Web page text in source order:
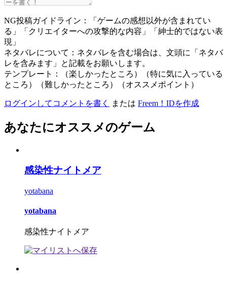
NG投稿ガイドライン：「ゲームの感想以外が含まれてい
る」「クリエイターへの攻撃的な内容」「紳士的ではない表
現」
ネタバレについて：ネタバレを含む場合は、文頭に「ネタバ
レを含みます」と記載をお願いします。
テンプレート：（楽しかったところ）（特に気に入っている
ところ）（難しかったところ）（オススメポイント）
ログインしてコメントを書く または Freem！IDを作成
あなたにオススメのゲーム
感染性ナイトメア
yotabana
yotabana
感染性ナイトメア